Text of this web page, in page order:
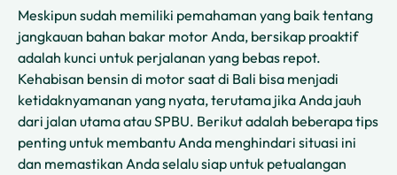
Meskipun sudah memiliki pemahaman yang baik tentang
jangkauan bahan bakar motor Anda, bersikap proaktif
adalah kunci untuk perjalanan yang bebas repot.
Kehabisan bensin di motor saat di Bali bisa menjadi
ketidaknyamanan yang nyata, terutama jika Anda jauh
dari jalan utama atau SPBU. Berikut adalah beberapa tips
penting untuk membantu Anda menghindari situasi ini
dan memastikan Anda selalu siap untuk petualangan